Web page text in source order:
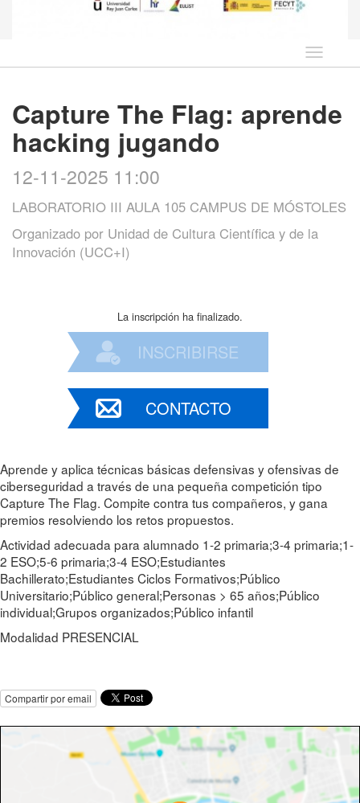
Idioma
Capture The Flag: aprende
hacking jugando
12-11-2025 11:00
LABORATORIO III AULA 105 CAMPUS DE MÓSTOLES
Organizado por Unidad de Cultura Científica y de la
Innovación (UCC+I)
La inscripción ha finalizado.
INSCRIBIRSE
CONTACTO
Aprende y aplica técnicas básicas defensivas y ofensivas de
ciberseguridad a través de una pequeña competición tipo
Capture The Flag. Compite contra tus compañeros, y gana
premios resolviendo los retos propuestos.
Actividad adecuada para alumnado 1-2 primaria;3-4 primaria;1-
2 ESO;5-6 primaria;3-4 ESO;Estudiantes
Bachillerato;Estudiantes Ciclos Formativos;Público
Universitario;Público general;Personas > 65 años;Público
individual;Grupos organizados;Público infantil
Modalidad PRESENCIAL
Compartir por email